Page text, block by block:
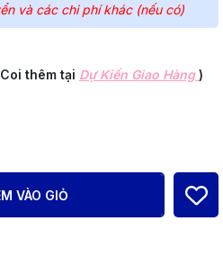
và các chi phí khác (nếu có)
thêm tại Dự Kiến Giao Hàng)
VÀO GIỎ